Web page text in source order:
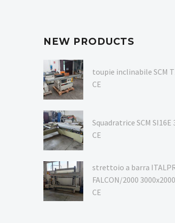
NEW PRODUCTS
toupie inclinabile SCM
CE
Squadratrice SCM SI16E
CE
strettoio a barra
FALCON/2000
CE